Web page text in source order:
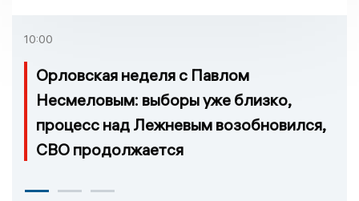
10:00
Орловская неделя с Павлом
Несмеловым: выборы уже близко,
процесс над Лежневым возобновился,
СВО продолжается